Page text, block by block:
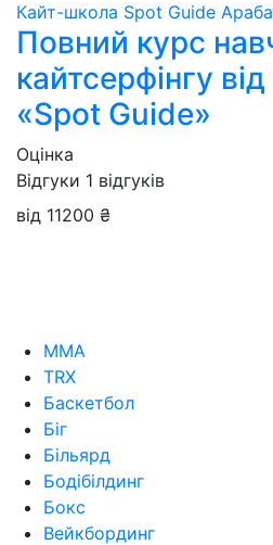
Кайт-школа Spot Guide
Повний курс
кайтсерфінгу
«Spot Guide»
Оцінка
Відгуки 1 відгуків
від 11200 ₴
MMA
TRX
Баскетбол
Біг
Більярд
Бодібілдинг
Бокс
Вейкбординг